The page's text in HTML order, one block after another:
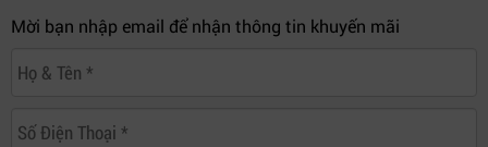
cho nhu cầu ghi hình an toàn, tiện lợi và chất lượng cao.
hữu sản phẩm chính hãng với giá tốt nhất!
Mời bạn nhập email để nhận thông tin khuyến mãi